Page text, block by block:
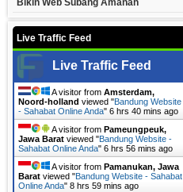
Bikin Web Subang Amanah
Live Traffic Feed
Live Traffic Feed
A visitor from Amsterdam,
Noord-holland viewed "Bandung Website
- Sahabat Online Anda" 6 hrs 40 mins ago
A visitor from Pameungpeuk,
Jawa Barat viewed "Bandung Website -
Sahabat Online Anda" 6 hrs 56 mins ago
A visitor from Pamanukan, Jawa
Barat viewed "Bandung Website - Sahabat
Online Anda" 8 hrs 59 mins ago